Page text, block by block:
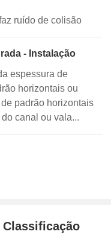
ruído de colisão
- Instalação
espessura de
horizontais ou
padrão horizontais
canal ou vala...